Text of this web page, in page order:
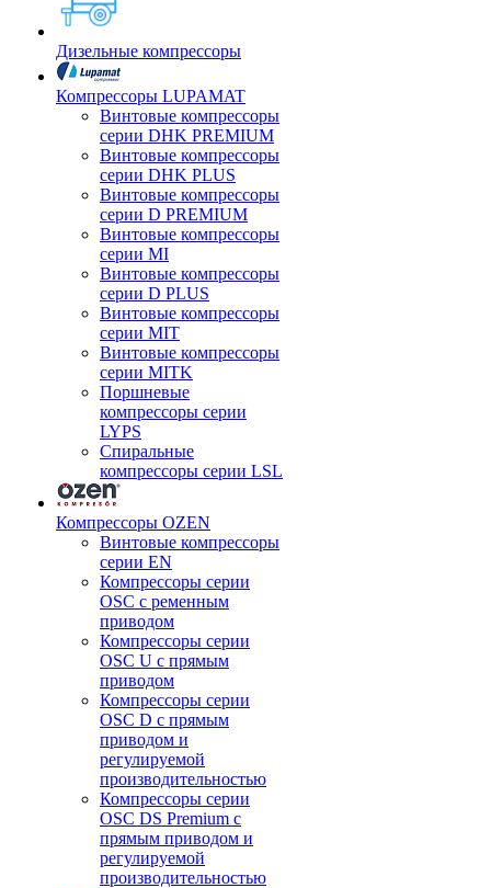
Дизельные компрессоры
Компрессоры LUPAMAT
Винтовые компрессоры
серии DHK PREMIUM
Винтовые компрессоры
серии DHK PLUS
Винтовые компрессоры
серии D PREMIUM
Винтовые компрессоры
серии MI
Винтовые компрессоры
серии D PLUS
Винтовые компрессоры
серии MIT
Винтовые компрессоры
серии MITK
Поршневые
компрессоры серии
LYPS
Спиральные
компрессоры серии LSL
Компрессоры OZEN
Винтовые компрессоры
серии EN
Компрессоры серии
OSC с ременным
приводом
Компрессоры серии
OSC U с прямым
приводом
Компрессоры серии
OSC D с прямым
приводом и
регулируемой
производительностью
Компрессоры серии
OSC DS Premium с
прямым приводом и
регулируемой
производительностью